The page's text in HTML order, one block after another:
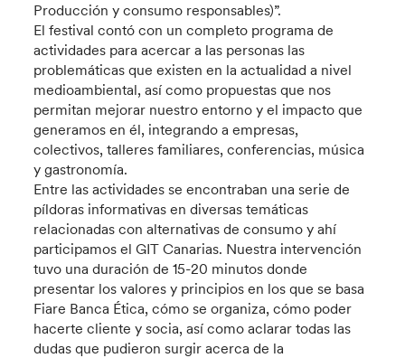
Producción y consumo responsables)”.
El festival contó con un completo programa de
actividades para acercar a las personas las
problemáticas que existen en la actualidad a nivel
medioambiental, así como propuestas que nos
permitan mejorar nuestro entorno y el impacto que
generamos en él, integrando a empresas,
colectivos, talleres familiares, conferencias, música
y gastronomía.
Entre las actividades se encontraban una serie de
píldoras informativas en diversas temáticas
relacionadas con alternativas de consumo y ahí
participamos el GIT Canarias. Nuestra intervención
tuvo una duración de 15-20 minutos donde
presentar los valores y principios en los que se basa
Fiare Banca Ética, cómo se organiza, cómo poder
hacerte cliente y socia, así como aclarar todas las
dudas que pudieron surgir acerca de la